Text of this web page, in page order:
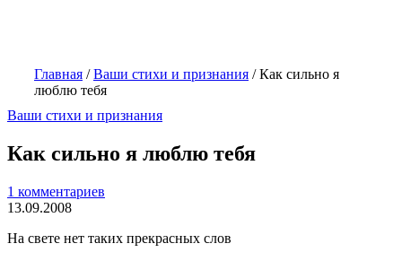
Главная /Ваши стихи и признания /Как сильно я
люблю тебя
Ваши стихи и признания
Как сильно я люблю тебя
1 комментариев
13.09.2008
На свете нет таких прекрасных слов